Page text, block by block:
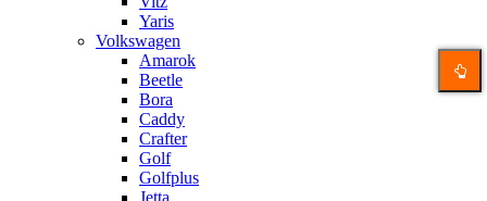
Yaris
Volkswagen
Amarok
Beetle
Bora
Caddy
Crafter
Golf
Golfplus
Jetta